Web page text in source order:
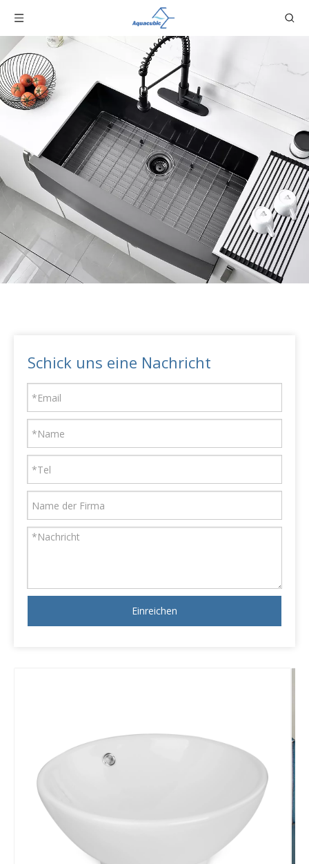
Schick uns eine Nachricht
Einreichen